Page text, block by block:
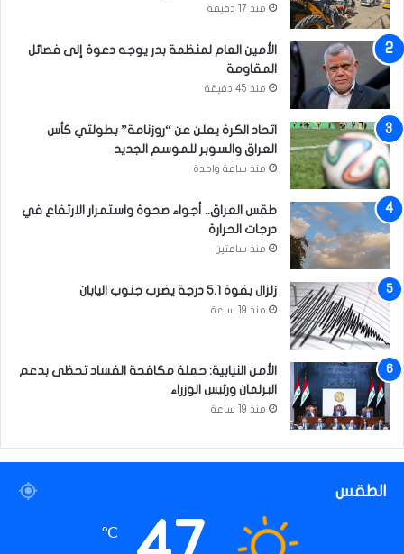
م
ا
ل
د
ر
و
س
ا
ل
د
ي
ن
ي
ة
ل
ل
أ
ش
ب
ا
ل
منذ 17 دقيقة
الأمين العام لمنظمة بدر يوجه دعوة إلى فصائل
المقاومة
منذ 45 دقيقة
اتحاد الكرة يعلن عن “روزنامة” بطولتي كأس
العراق والسوبر للموسم الجديد
منذ ساعة واحدة
طقس العراق.. أجواء صحوة واستمرار الارتفاع في
درجات الحرارة
منذ ساعتين
زلزال بقوة 5.1 درجة يضرب جنوب اليابان
منذ 19 ساعة
الأمن النيابية: حملة مكافحة الفساد تحظى بدعم
البرلمان ورئيس الوزراء
منذ 19 ساعة
الطقس
℃